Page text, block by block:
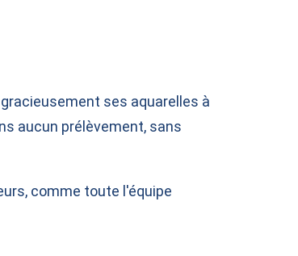
ses aquarelles à
aucun prélèvement, sans
comme toute l'équipe